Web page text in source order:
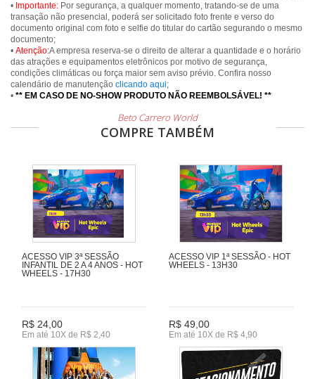
• Importante: Por segurança, a qualquer momento, tratando-se de uma
transação não presencial, poderá ser solicitado foto frente e verso do
documento original com foto e selfie do titular do cartão segurando o mesmo
documento;
• Atenção:A empresa reserva-se o direito de alterar a quantidade e o horário
das atrações e equipamentos eletrônicos por motivo de segurança,
condições climáticas ou força maior sem aviso prévio. Confira nosso
calendário de manutenção clicando aqui;
• ** EM CASO DE NO-SHOW PRODUTO NÃO REEMBOLSÁVEL! **
Beto Carrero World
COMPRE TAMBÉM
ACESSO VIP 3ª SESSÃO
INFANTIL DE 2 A 4 ANOS - HOT
WHEELS - 17H30
R$ 24,00
Em até 10X de R$ 2,40
ACESSO VIP 1ª SESSÃO - HOT
WHEELS - 13H30
R$ 49,00
Em até 10X de R$ 4,90